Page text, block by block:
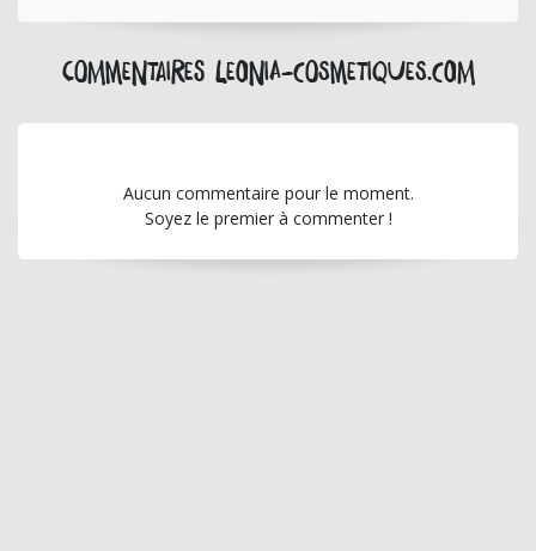
Commentaires leonia-cosmetiques.com
Aucun commentaire pour le moment.
Soyez le premier à commenter !